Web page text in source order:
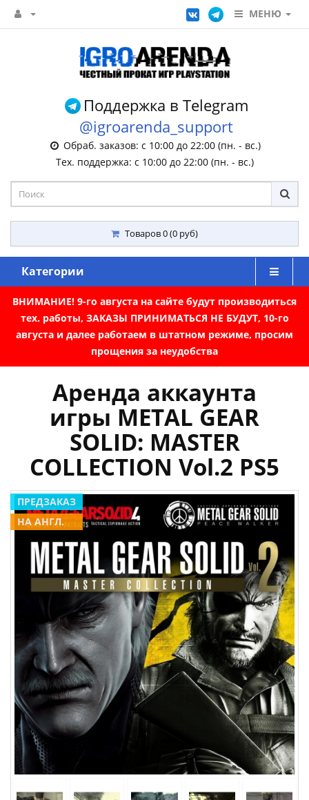
МЕНЮ
Поддержка в Telegram
@igroarenda_support
Обраб. заказов: с 10:00 до 22:00 (пн. - вс.)
Тех. поддержка: с 10:00 до 22:00 (пн. - вс.)
Товаров 0 (0 руб)
Категории
ВНИМАНИЕ! 9-го августа на сайте будут производиться
тех. работы, ЗАКАЗЫ ПРИНИМАТЬСЯ НЕ БУДУТ, 10-го
августа и далее работаем в штатном режиме, просим
прощения за неудобства
Аренда аккаунта
игры METAL GEAR
SOLID: MASTER
COLLECTION Vol.2 PS5
ПРЕДЗАКАЗ
НА АНГЛ.